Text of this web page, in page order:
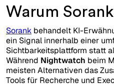
Warum
Sorank behandelt KI-
ein Signal innerhalb einer
Sichtbarkeitsplattform statt
Während Nightwatch beim
meisten Alternativen das
Tools für Recherche und